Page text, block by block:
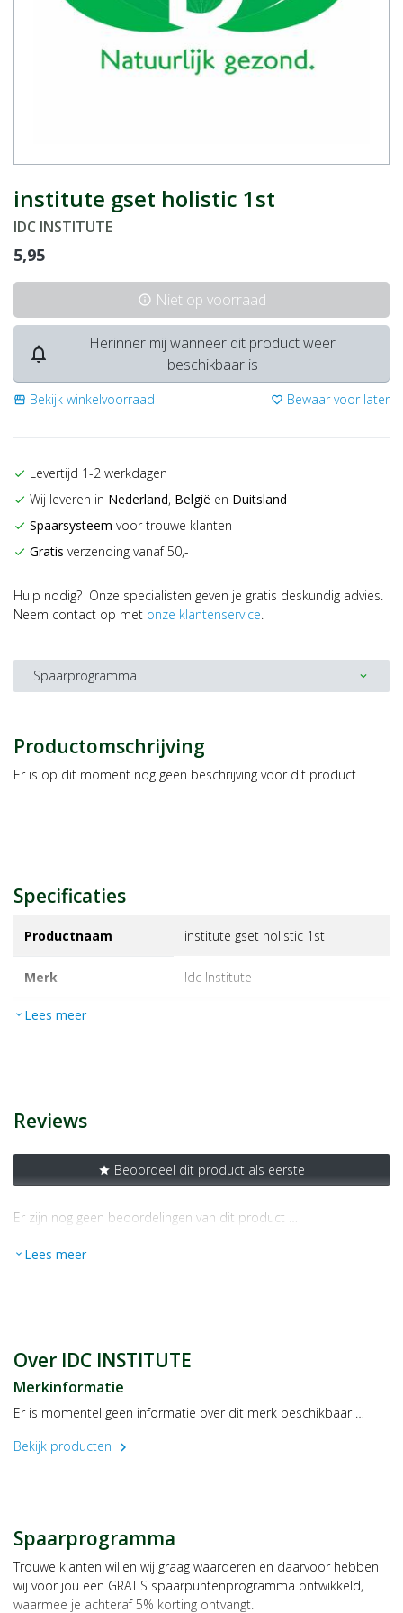
institute gset holistic 1st
IDC INSTITUTE
5,95
info Niet op voorraad
notifications_none
Herinner mij wanneer dit product weer
beschikbaar is
storefront Bekijk winkelvoorraad favorite_border Bewaar voor later
check Levertijd 1-2 werkdagen
check Wij leveren in Nederland, België en Duitsland
check Spaarsysteem voor trouwe klanten
check Gratis verzending vanaf 50,-
Hulp nodig? Onze specialisten geven je gratis deskundig advies.
Neem contact op met onze klantenservice.
Spaarprogramma expand_more
Productomschrijving
Er is op dit moment nog geen beschrijving voor dit product
Specificaties
Productnaam institute gset holistic 1st
Merk idc institute
EAN
expand_more Lees meer
Reviews
star Beoordeel dit product als eerste
Er zijn nog geen beoordelingen van dit product …
expand_more Lees meer
Over IDC INSTITUTE
Merkinformatie
Er is momentel geen informatie over dit merk beschikbaar …
Bekijk producten
chevron_right
Spaarprogramma
Trouwe klanten willen wij graag waarderen en daarvoor hebben
wij voor jou een GRATIS spaarpuntenprogramma ontwikkeld,
waarmee je achteraf 5% korting ontvangt.